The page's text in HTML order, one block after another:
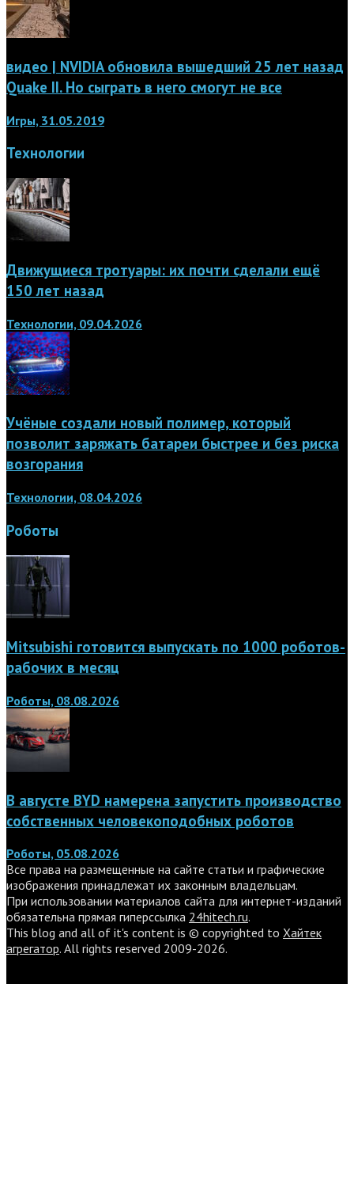
видео | NVIDIA обновила вышедший 25 лет назад
Quake II. Но сыграть в него смогут не все
Игры, 31.05.2019
Технологии
Движущиеся тротуары: их почти сделали ещё
150 лет назад
Технологии, 09.04.2026
Учёные создали новый полимер, который
позволит заряжать батареи быстрее и без риска
возгорания
Технологии, 08.04.2026
Роботы
Mitsubishi готовится выпускать по 1000 роботов-
рабочих в месяц
Роботы, 08.08.2026
В августе BYD намерена запустить производство
собственных человекоподобных роботов
Роботы, 05.08.2026
Все права на размещенные на сайте статьи и графические
изображения принадлежат их законным владельцам.
При использовании материалов сайта для интернет-изданий
обязательна прямая гиперссылка 24hitech.ru.
This blog and all of it's content is © copyrighted to Хайтек
агрегатор. All rights reserved 2009-2026.